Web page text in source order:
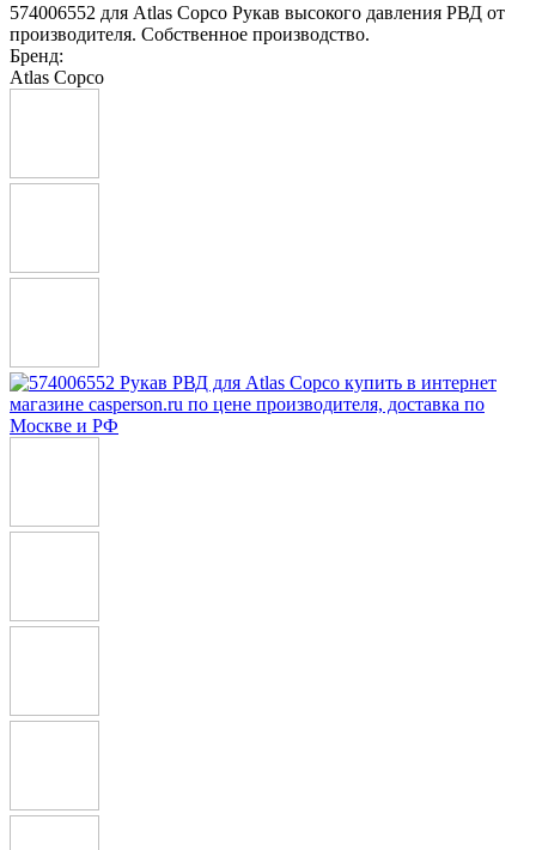
574006552 для Atlas Copco Рукав высокого давления РВД от
производителя. Собственное производство.
Бренд:
Atlas Copco